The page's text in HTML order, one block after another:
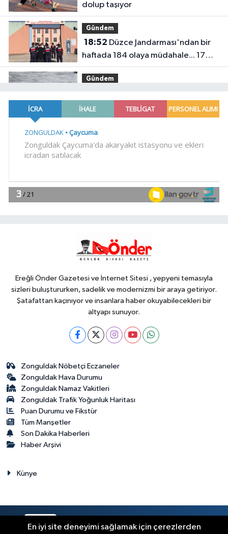
dolup taşıyor
Gündem
18:52
haftada 184 olaya müdahale... 17
aranan kişi yakalandı
Gündem
cisim!
18:41 İklim değişikliğiyle mücadele
18:35
uydu değişikliği... Anten ayarı
Ereğli Önder Gazetesi ve İnternet Sitesi , yepyeni temasıyla
sizleri buluştururken, sadelik ve modernizmi bir araya getiriyor.
Şatafattan kaçınıyor ve insanlara haber okuyabilecekleri bir
altyapı sunuyor.
Zonguldak Nöbetçi Eczaneler
Zonguldak Hava Durumu
Zonguldak Namaz Vakitleri
Zonguldak Trafik Yoğunluk Haritası
Puan Durumu ve Fikstür
Tüm Manşetler
Son Dakika Haberleri
Haber Arşivi
Künye
RSS Copyright © 2023. Her hakkı saklıdır.
En iyi site deneyimi sağlamak için çerezlerden